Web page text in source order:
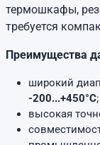
термошкафы,
требуется
Преимущества
широкий
-200...+450°C;
высокая